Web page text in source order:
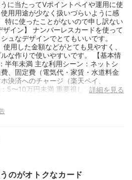
に当たってVポイントペイや運用に使
用用途が少なく扱いづらいように感
特に使ったことがないので申し訳ない
イン】 ナンバーレスカードを使って
ュなデザインでとてもいいです。
使用した金額などがとても見やすく、
な作りで使いやすいです。 【基本情
半年未満 主な利用シーン：ネットシ
、固定費（電気代・家賃・水道料金
決済へのチャージ（楽天ペイ、
5〜10万円未満 重要視しているポイ
詳細を見る
のがオトクなカード